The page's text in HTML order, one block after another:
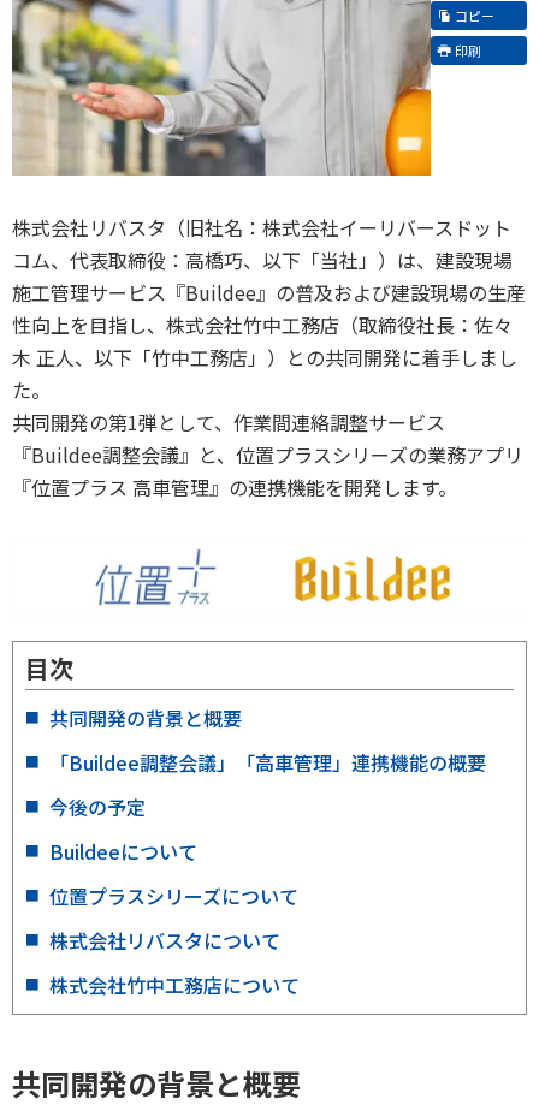
コピー
印刷
株式会社リバスタ（旧社名：株式会社イーリバースドット
コム、代表取締役：高橋巧、以下「当社」）は、建設現場
施工管理サービス『Buildee』の普及および建設現場の生産
性向上を目指し、株式会社竹中工務店（取締役社長：佐々
木 正人、以下「竹中工務店」）との共同開発に着手しまし
た。
共同開発の第1弾として、作業間連絡調整サービス
『Buildee調整会議』と、位置プラスシリーズの業務アプリ
『位置プラス 高車管理』の連携機能を開発します。
目次
共同開発の背景と概要
「Buildee調整会議」「高車管理」連携機能の概要
今後の予定
Buildeeについて
位置プラスシリーズについて
株式会社リバスタについて
株式会社竹中工務店について
共同開発の背景と概要